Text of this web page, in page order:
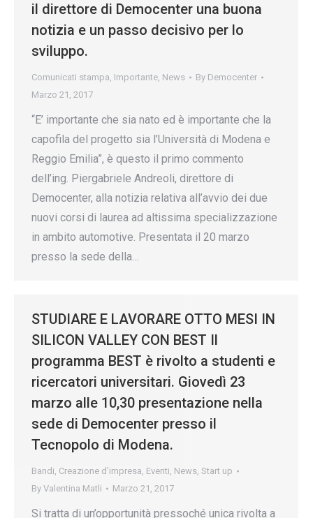
il direttore di Democenter una buona
notizia e un passo decisivo per lo
sviluppo.
Comunicati stampa, Importante, News By Democenter
Marzo 21, 2017
“E’ importante che sia nato ed è importante che la
capofila del progetto sia l’Università di Modena e
Reggio Emilia”, è questo il primo commento
dell’ing. Piergabriele Andreoli, direttore di
Democenter, alla notizia relativa all’avvio dei due
nuovi corsi di laurea ad altissima specializzazione
in ambito automotive. Presentata il 20 marzo
presso la sede della…
STUDIARE E LAVORARE OTTO MESI IN
SILICON VALLEY CON BEST Il
programma BEST è rivolto a studenti e
ricercatori universitari. Giovedì 23
marzo alle 10,30 presentazione nella
sede di Democenter presso il
Tecnopolo di Modena.
Bandi, Creazione d’impresa, Eventi, News, Start up
By Valentina Matli Marzo 21, 2017
Si tratta di un’opportunità pressoché unica rivolta a